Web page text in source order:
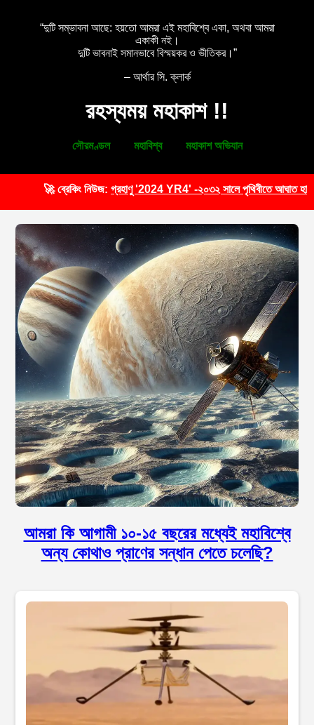
“দুটি সম্ভাবনা আছে: হয়তো আমরা এই মহাবিশ্বে একা, অথবা আমরা
একাকী নই।
দুটি ভাবনাই সমানভাবে বিস্ময়কর ও ভীতিকর।”
– আর্থার সি. ক্লার্ক
রহস্যময় মহাকাশ !!
সৌরমণ্ডল মহাবিশ্ব মহাকাশ অভিযান
🚀 ব্রেকিং নিউজ:গ্রহাণু '2024 YR4' -২০৩২ সালে পৃথিবীতে আঘাত হানবে|:🌍
আমরা কি আগামী ১০-১৫ বছরের মধ্যেই মহাবিশ্বে
অন্য কোথাও প্রাণের সন্ধান পেতে চলেছি?